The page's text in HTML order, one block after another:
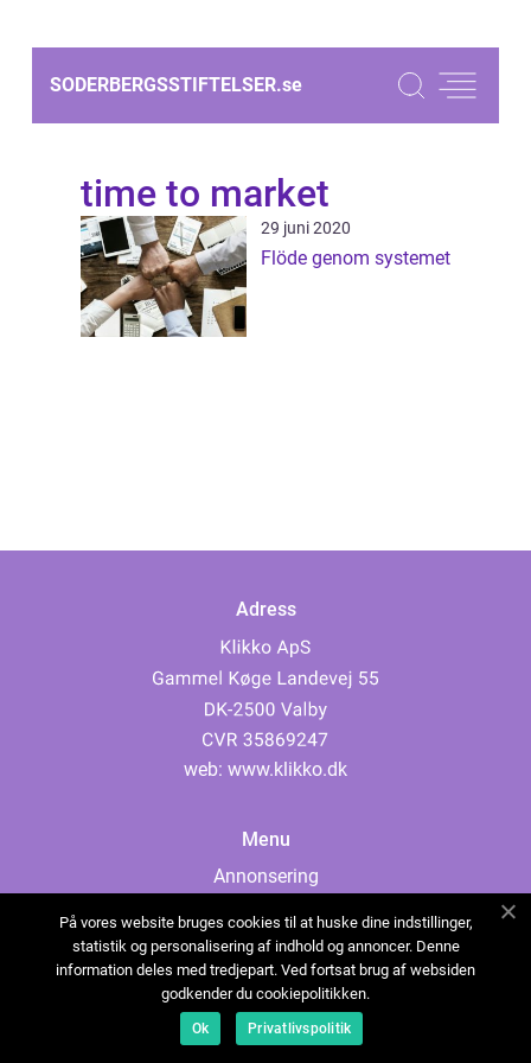
SODERBERGSSTIFTELSER.se
time to market
29 juni 2020
Flöde genom systemet
Adress
web: www.klikko.dk
Menu
Annonsering
Cookies
Kontakta oss
Sitemap
På vores website bruges cookies til at huske dine indstillinger,
statistik og personalisering af indhold og annoncer. Denne
information deles med tredjepart. Ved fortsat brug af websiden
godkender du cookiepolitikken.
Ok Privatlivspolitik